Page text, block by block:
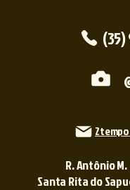
R. Antônio
Santa Rita do